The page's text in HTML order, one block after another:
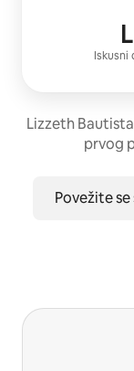
Iskusni
Lizzeth
prvog
Povežite